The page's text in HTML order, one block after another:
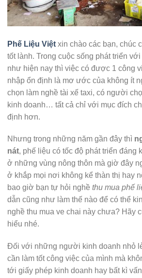
Phế Liệu Việt xin chào các bạn, chúc
tốt lành. Trong cuộc sống phát triển
như hiện nay thì việc có được 1 công
nhập ổn định là mơ ước của không ít
chọn làm nghề tài xế taxi, có người
kinh doanh… tất cả chỉ với mục đích
định hơn.
Nhưng trong những năm gần đây thì
nát, phế liệu có tốc độ phát triển đáng
ở những vùng nông thôn mà giờ đây
ở khắp mọi nơi không kể thàn thị hay
bao giờ bạn tự hỏi nghề thu mua phế
dẫn cũng như làm thế nào để có thể
nghề thu mua ve chai này chưa? Hãy
hiểu nhé.
Đối với những người kinh doanh nhỏ
cần làm tốt công việc của mình mà
tới giấy phép kinh doanh hay bất kì